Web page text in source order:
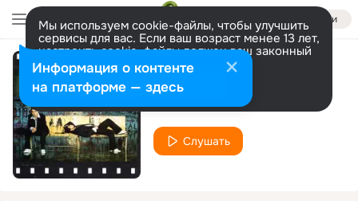
Войти
Мы используем cookie-файлы, чтобы улучшить
сервисы для вас. Если ваш возраст менее 13 лет,
настроить cookie-файлы должен ваш законный
представитель. Больше информации
Разрешить все Настроить
Oh La La
Morandi
Слушать
Информация о контенте
на платформе — здесь